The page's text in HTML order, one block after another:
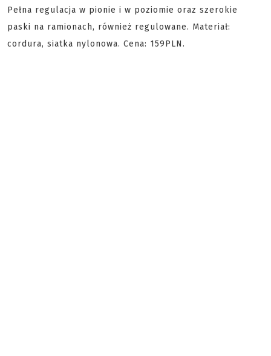
Pełna regulacja w pionie i w poziomie oraz szerokie
paski na ramionach, również regulowane. Materiał:
cordura, siatka nylonowa. Cena: 159PLN.